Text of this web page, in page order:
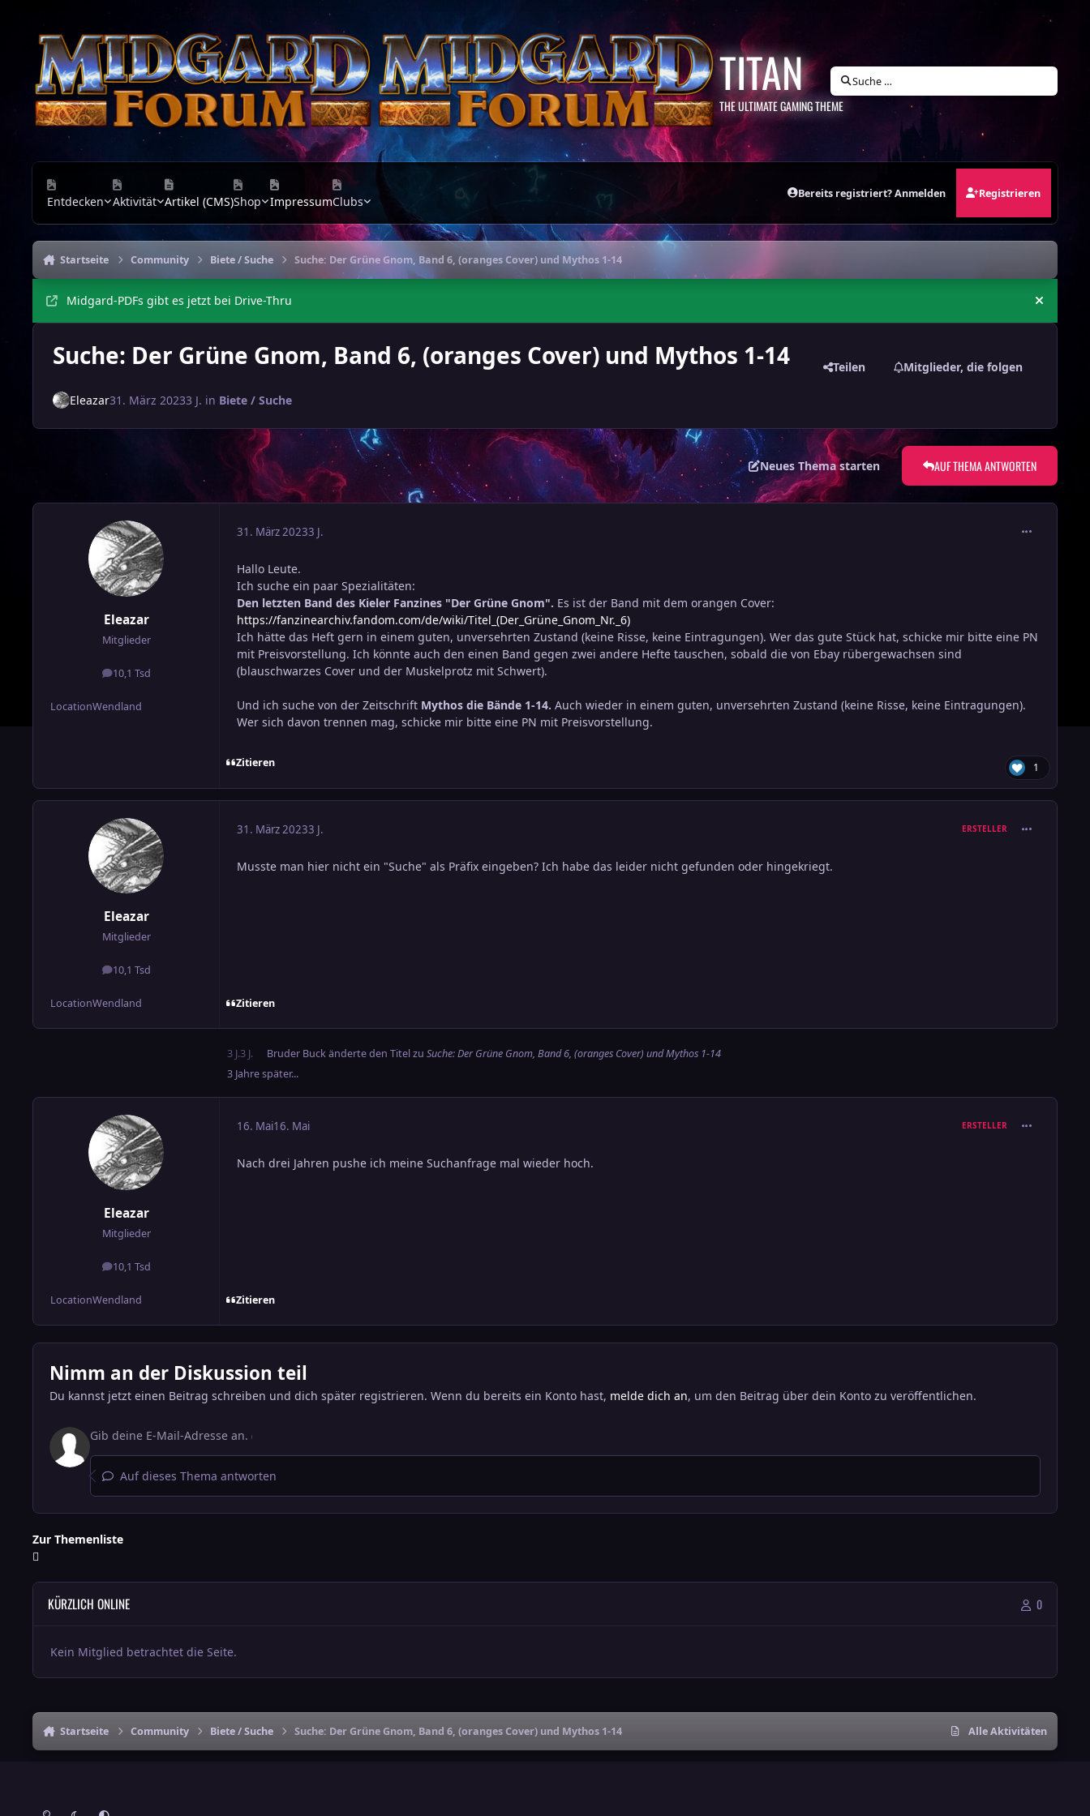
TITAN
THE ULTIMATE GAMING THEME
Suche …
Entdecken Aktivität Artikel (CMS)Shop ImpressumClubs
Bereits registriert? Anmelden Registrieren
Startseite Community Biete / Suche Suche: Der Grüne Gnom, Band 6, (oranges Cover) und Mythos 1-14
Midgard-PDFs gibt es jetzt bei Drive-Thru
Suche: Der Grüne Gnom, Band 6, (oranges Cover) und Mythos 1-14 Teilen Mitglieder, die folgen
Eleazar31. März 20233 J. in Biete / Suche
Neues Thema starten AUF THEMA ANTWORTEN
Eleazar
Mitglieder
10,1 Tsd
Beiträge
LocationWendland
31. März 20233 J.
Hallo Leute.
Ich suche ein paar Spezialitäten:
Den letzten Band des Kieler Fanzines "Der Grüne Gnom". Es ist der Band mit dem orangen Cover:
https://fanzinearchiv.fandom.com/de/wiki/Titel_(Der_Grüne_Gnom_Nr._6)
Ich hätte das Heft gern in einem guten, unversehrten Zustand (keine Risse, keine Eintragungen). Wer das gute Stück hat, schicke mir bitte eine PN
mit Preisvorstellung. Ich könnte auch den einen Band gegen zwei andere Hefte tauschen, sobald die von Ebay rübergewachsen sind
(blauschwarzes Cover und der Muskelprotz mit Schwert).
Und ich suche von der Zeitschrift Mythos die Bände 1-14. Auch wieder in einem guten, unversehrten Zustand (keine Risse, keine Eintragungen).
Wer sich davon trennen mag, schicke mir bitte eine PN mit Preisvorstellung.
Zitieren 1
Eleazar
Mitglieder
10,1 Tsd
Beiträge
LocationWendland
31. März 20233 J. ERSTELLER
Musste man hier nicht ein "Suche" als Präfix eingeben? Ich habe das leider nicht gefunden oder hingekriegt.
Zitieren
3 J.3 J. Bruder Buckänderte den Titel zu Suche: Der Grüne Gnom, Band 6, (oranges Cover) und Mythos 1-14
3 Jahre später...
Eleazar
Mitglieder
10,1 Tsd
Beiträge
LocationWendland
16. Mai16. Mai ERSTELLER
Nach drei Jahren pushe ich meine Suchanfrage mal wieder hoch.
Zitieren
Nimm an der Diskussion teil
Du kannst jetzt einen Beitrag schreiben und dich später registrieren. Wenn du bereits ein Konto hast, melde dich an, um den Beitrag über dein Konto zu veröffentlichen.
Auf dieses Thema antworten
Zur Themenliste
KÜRZLICH ONLINE 0
Kein Mitglied betrachtet die Seite.
Startseite Community Biete / Suche Suche: Der Grüne Gnom, Band 6, (oranges Cover) und Mythos 1-14 Alle Aktivitäten
Heller ModusDunkler ModusSystemeinstellung